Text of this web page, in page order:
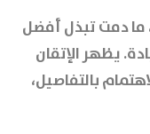
ما دمت تبذل أفضل
يظهر الإتقان
بالتفاصيل،